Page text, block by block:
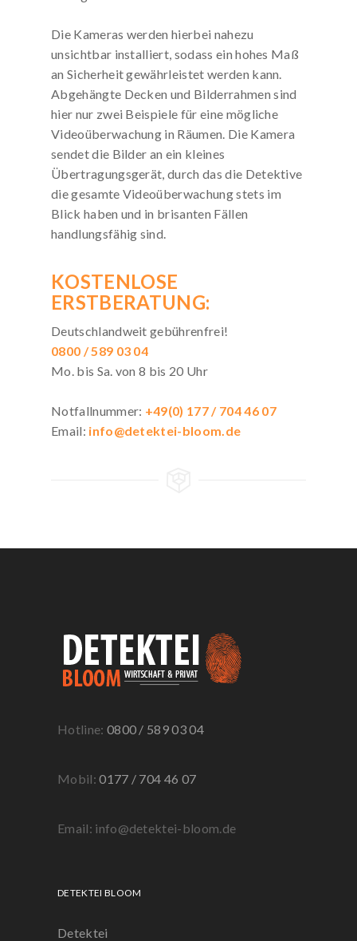
Die Kameras werden hierbei nahezu
unsichtbar installiert, sodass ein hohes Maß
an Sicherheit gewährleistet werden kann.
Abgehängte Decken und Bilderrahmen sind
hier nur zwei Beispiele für eine mögliche
Videoüberwachung in Räumen. Die Kamera
sendet die Bilder an ein kleines
Übertragungsgerät, durch das die Detektive
die gesamte Videoüberwachung stets im
Blick haben und in brisanten Fällen
handlungsfähig sind.
KOSTENLOSE
ERSTBERATUNG:
Deutschlandweit gebührenfrei!
0800 / 589 03 04
Mo. bis Sa. von 8 bis 20 Uhr
Notfallnummer: +49(0) 177 / 704 46 07
Email: info@detektei-bloom.de
Hotline: 0800 / 589 03 04
Mobil:0177 / 704 46 07
Email: info@detektei-bloom.de
DETEKTEI BLOOM
Detektei